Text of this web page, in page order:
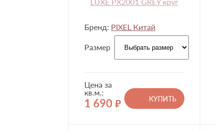
Бренд: PIXEL Китай
Размер
Цена за
кв.м.:
1 690 руб.
КУПИТЬ